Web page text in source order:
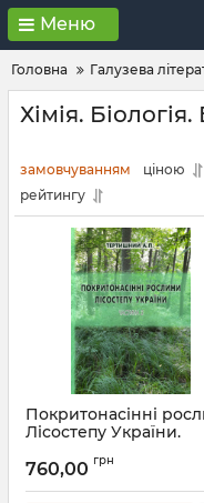
Меню
Головна Галузева
Хімія.
замовчуванням ціною
рейтингу
Покритонасінні
Лісостепу України.
Артикул: Л13200
760,00 грн